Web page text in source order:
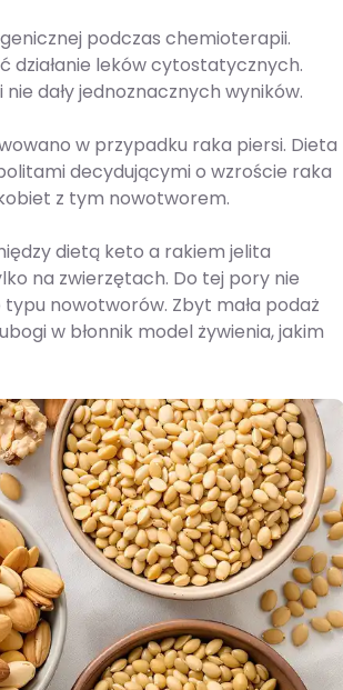
podczas chemioterapii.
działanie leków cytostatycznych.
dały jednoznacznych wyników.
w przypadku raka piersi. Dieta
decydującymi o wzroście raka
z tym nowotworem.
dietą keto a rakiem jelita
na zwierzętach. Do tej pory nie
nowotworów. Zbyt mała podaż
w błonnik model żywienia, jakim